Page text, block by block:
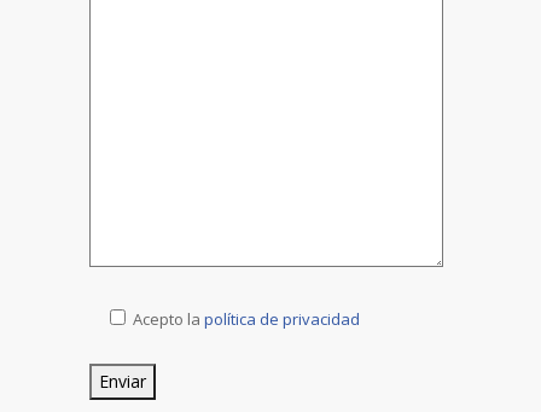
Acepto la política de privacidad